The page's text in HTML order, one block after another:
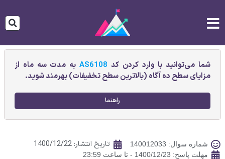
شما می‌توانید با وارد کردن کد AS6108به مدت سه ماه از
مزایای سطح ده آگاه (بالاترین سطح تخفیفات) بهرمند شوید.
راهنما
شماره سوال: 140012033 تاریخ انتشار: 1400/12/22
مهلت پاسخ: 1400/12/23 - تا ساعت 23:59